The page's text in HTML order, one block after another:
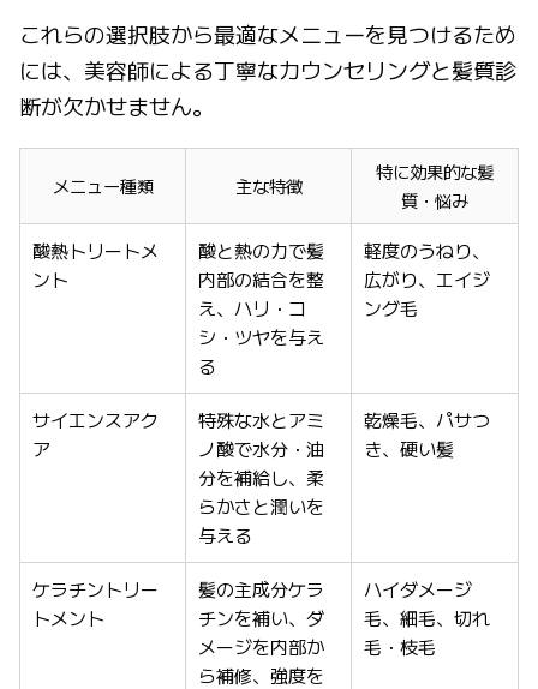
これらの選択肢から最適なメニューを見つけるため
には、美容師による丁寧なカウンセリングと髪質診
断が欠かせません。
メニュー種類 主な特徴
特に効果的な髪
質・悩み
酸熱トリートメ
ント
酸と熱の力で髪
内部の結合を整
え、ハリ・コ
シ・ツヤを与え
る
軽度のうねり、
広がり、エイジ
ング毛
サイエンスアク
ア
特殊な水とアミ
ノ酸で水分・油
分を補給し、柔
らかさと潤いを
与える
乾燥毛、パサつ
き、硬い髪
ケラチントリー
トメント
髪の主成分ケラ
チンを補い、ダ
メージを内部か
ら補修、強度を
ハイダメージ
毛、細毛、切れ
毛・枝毛